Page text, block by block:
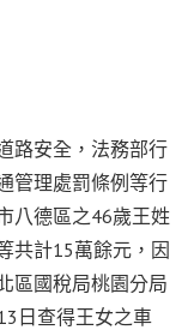
路安全，法務部行
管理處罰條例等行
八德區之46歲王姓
共計15萬餘元，因
區國稅局桃園分局
日查得王女之車